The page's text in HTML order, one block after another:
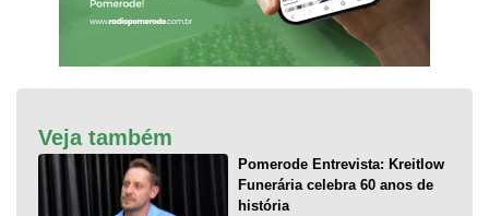
Veja também
Pomerode Entrevista: Kreitlow
Funerária celebra 60 anos de
história